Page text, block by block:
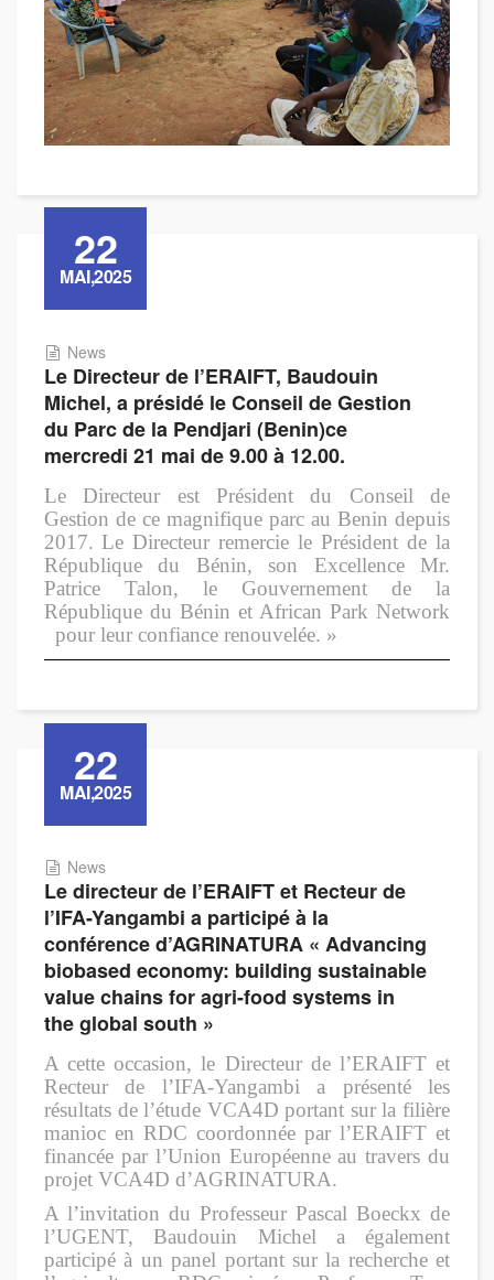
22
MAI,2025
News
Le Directeur de l’ERAIFT, Baudouin
Michel, a présidé le Conseil de Gestion
du Parc de la Pendjari (Benin)ce
mercredi 21 mai de 9.00 à 12.00.
Le Directeur est Président du Conseil de
Gestion de ce magnifique parc au Benin depuis
2017. Le Directeur remercie le Président de la
République du Bénin, son Excellence Mr.
Patrice Talon, le Gouvernement de la
République du Bénin et African Park Network
pour leur confiance renouvelée. »
22
MAI,2025
News
Le directeur de l’ERAIFT et Recteur de
l’IFA-Yangambi a participé à la
conférence d’AGRINATURA « Advancing
biobased economy: building sustainable
value chains for agri-food systems in
the global south »
A cette occasion, le Directeur de l’ERAIFT et
Recteur de l’IFA-Yangambi a présenté les
résultats de l’étude VCA4D portant sur la filière
manioc en RDC coordonnée par l’ERAIFT et
financée par l’Union Européenne au travers du
projet VCA4D d’AGRINATURA.
A l’invitation du Professeur Pascal Boeckx de
l’UGENT, Baudouin Michel a également
participé à un panel portant sur la recherche et